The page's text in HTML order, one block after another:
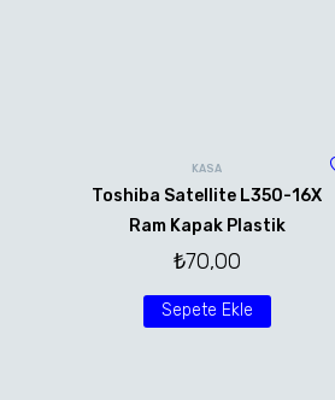
KASA
Toshiba Satellite L350-16X
Ram Kapak Plastik
₺70,00
Sepete Ekle